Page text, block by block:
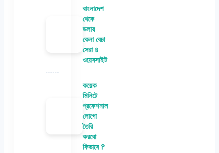
বাংলাদেশ
থেকে
ডলার
কেনা বেচা
সেরা ৪
ওয়েবসাইট
কয়েক
মিনিটে
প্রফেশনাল
লোগো
তৈরি
করবো
কিভাবে ?